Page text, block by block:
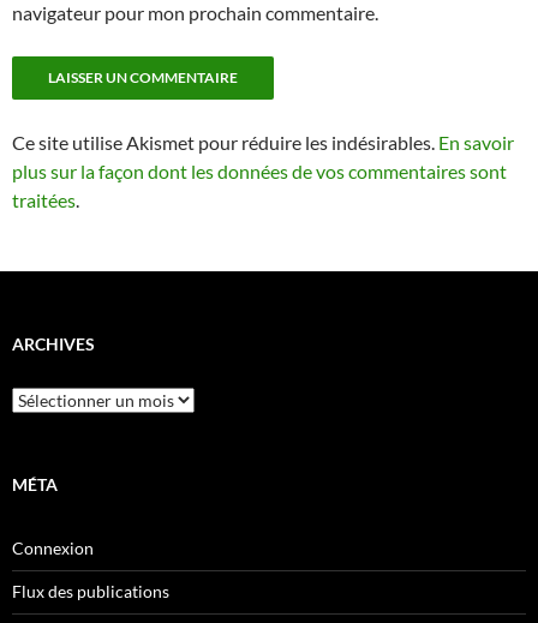
navigateur pour mon prochain commentaire.
Ce site utilise Akismet pour réduire les indésirables. En savoir
plus sur la façon dont les données de vos commentaires sont
traitées.
ARCHIVES
Archives
MÉTA
Connexion
Flux des publications